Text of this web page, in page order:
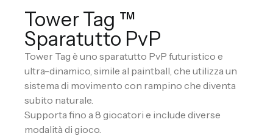
Tower Tag ™
Sparatutto PvP
Tower Tag è uno sparatutto PvP futuristico e
ultra-dinamico, simile al paintball, che utilizza un
sistema di movimento con rampino che diventa
subito naturale.
Supporta fino a 8 giocatori e include diverse
modalità di gioco.